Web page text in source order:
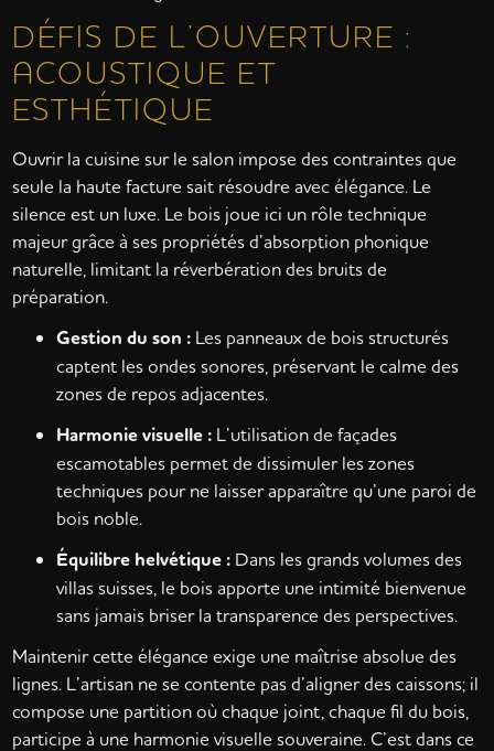
DÉFIS DE L’OUVERTURE :
ACOUSTIQUE ET
ESTHÉTIQUE
Ouvrir la cuisine sur le salon impose des contraintes que
seule la haute facture sait résoudre avec élégance. Le
silence est un luxe. Le bois joue ici un rôle technique
majeur grâce à ses propriétés d’absorption phonique
naturelle, limitant la réverbération des bruits de
préparation.
Gestion du son : Les panneaux de bois structurés
captent les ondes sonores, préservant le calme des
zones de repos adjacentes.
Harmonie visuelle : L’utilisation de façades
escamotables permet de dissimuler les zones
techniques pour ne laisser apparaître qu’une paroi de
bois noble.
Équilibre helvétique : Dans les grands volumes des
villas suisses, le bois apporte une intimité bienvenue
sans jamais briser la transparence des perspectives.
Maintenir cette élégance exige une maîtrise absolue des
lignes. L’artisan ne se contente pas d’aligner des caissons; il
compose une partition où chaque joint, chaque fil du bois,
participe à une harmonie visuelle souveraine. C’est dans ce